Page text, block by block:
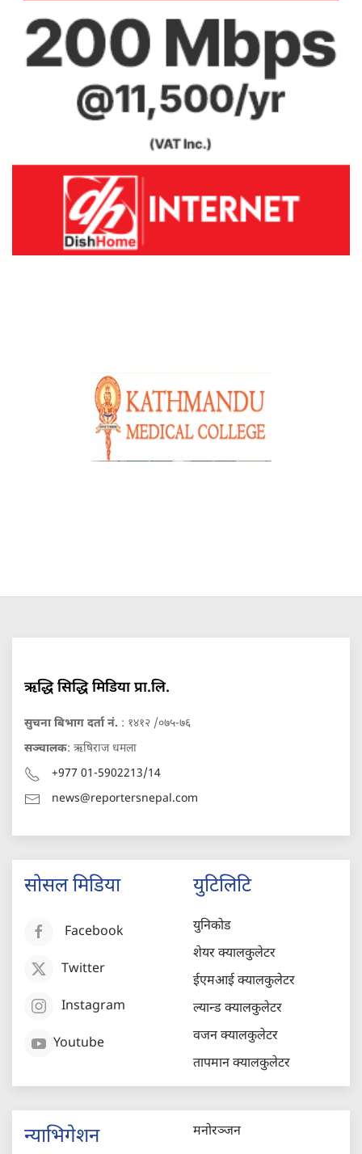
ऋद्धि सिद्धि मिडिया प्रा.लि.
सुचना बिभाग दर्ता नं. : १४१२ /०७५-७६
सञ्चालक: ऋषिराज धमला
+977 01-5902213/14
news@reportersnepal.com
सोसल मिडिया
Facebook
Twitter
Instagram
Youtube
युटिलिटि
युनिकोड
शेयर क्यालकुलेटर
ईएमआई क्यालकुलेटर
ल्यान्ड क्यालकुलेटर
वजन क्यालकुलेटर
तापमान क्यालकुलेटर
न्याभिगेशन
मनोरञ्जन